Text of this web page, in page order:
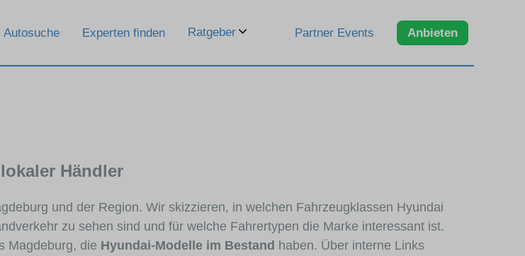
Autosuche Experten finden Ratgeber Partner Events Anbieten
Händler
und der Region. Wir skizzieren, in welchen Fahrzeugklassen Hyundai
zu sehen sind und für welche Fahrertypen die Marke interessant ist.
Magdeburg, die Hyundai-Modelle im Bestand haben. Über interne Links